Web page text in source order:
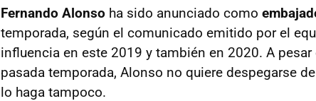
Fernando Alonso ha sido anunciado como
temporada, según el comunicado emitido por el
influencia en este 2019 y también en 2020. A
pasada temporada, Alonso no quiere despegarse
lo haga tampoco.